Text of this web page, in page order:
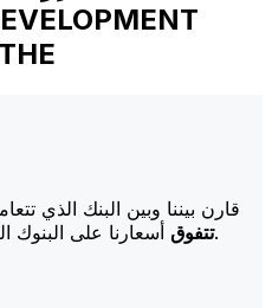
قارن بيننا وبين البنك الذي
تتفوقأسعارنا على البنوك الكبرى، مما يزيد من قيمة تحويلك.